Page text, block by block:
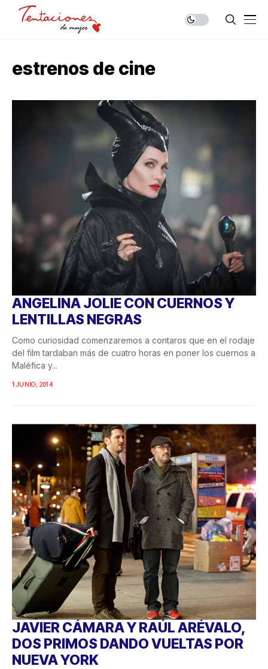
estrenos de cine
ANGELINA JOLIE CON CUERNOS Y
LENTILLAS NEGRAS
Como curiosidad comenzaremos a contaros que en el rodaje
del film tardaban más de cuatro horas en poner los cuernos a
Maléfica y...
1 JUNIO, 2014
JAVIER CÁMARA Y RAÚL ARÉVALO,
DOS PRIMOS DANDO VUELTAS POR
NUEVA YORK